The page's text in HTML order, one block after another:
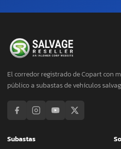
El corredor registrado de Copart con
público a subastas de vehículos
Subastas